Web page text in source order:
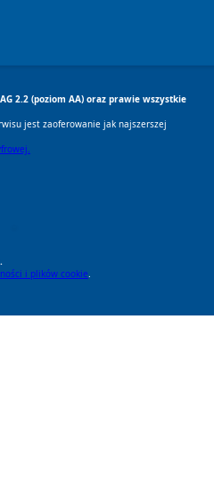
2.2 (poziom AA) oraz prawie wszystkie
jest zaoferowanie jak najszerszej
i plików cookie.